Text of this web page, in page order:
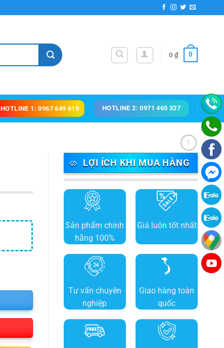
0 ₫ 0
HOTLINE 1: 0967 649 619 HOTLINE 2: 0971 465 327
LỢI ÍCH KHI MUA HÀNG
Sản phẩm chính
hãng 100%
Giá luôn tốt nhất
Tư vấn chuyên
nghiệp
Giao hàng toàn
quốc